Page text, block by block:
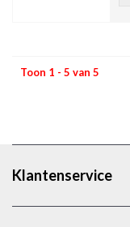
Toon 1 - 5 van 5
Klantenservice